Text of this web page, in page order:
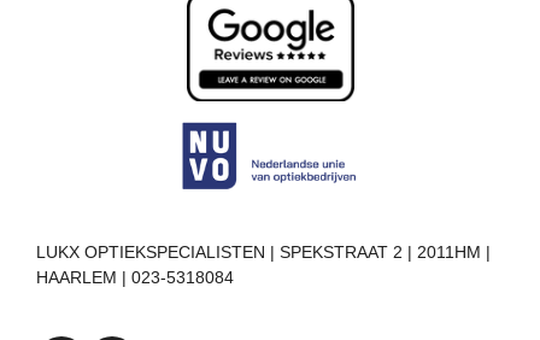
LUKX OPTIEKSPECIALISTEN | SPEKSTRAAT 2 | 2011HM |
HAARLEM | 023-5318084